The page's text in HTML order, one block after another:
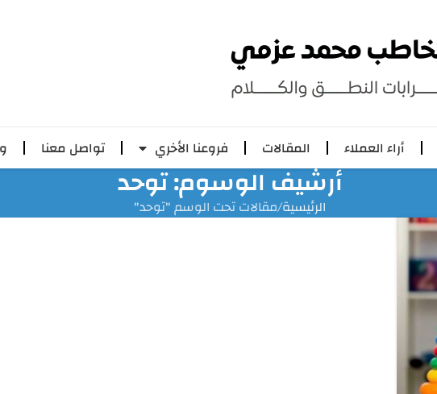
أراء العملاء المقالات فروعنا الأخري تواصل معنا
أرشيف الوسوم: توحد
الرئيسية مقالات تحت الوسم "توحد"